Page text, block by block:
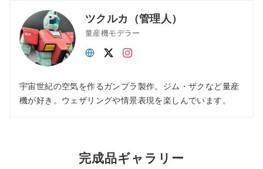
ツクルカ（管理人）
量産機モデラー
宇宙世紀の空気を作るガンプラ製作。ジム・ザクなど量産
機が好き。ウェザリングや情景表現を楽しんでいます。
完成品ギャラリー